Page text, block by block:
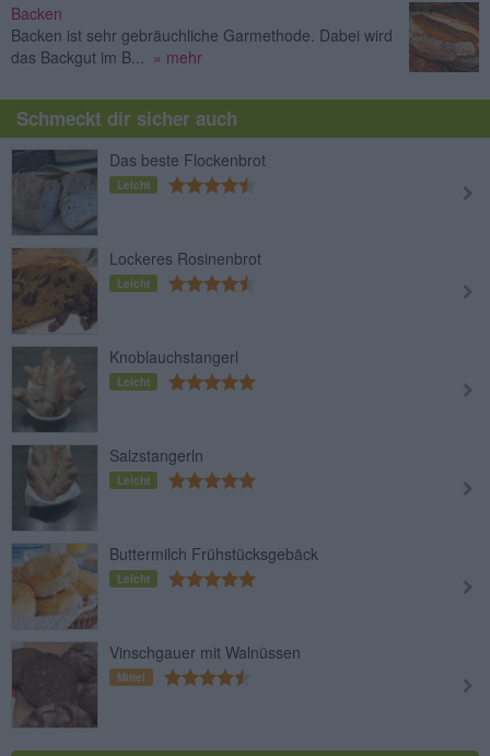
Backen
Backen ist sehr gebräuchliche Garmethode. Dabei wird
das Backgut im B... » mehr
Schmeckt dir sicher auch
Das beste Flockenbrot
Leicht
Lockeres Rosinenbrot
Leicht
Knoblauchstangerl
Leicht
Salzstangerln
Leicht
Buttermilch Frühstücksgebäck
Leicht
Vinschgauer mit Walnüssen
Mittel